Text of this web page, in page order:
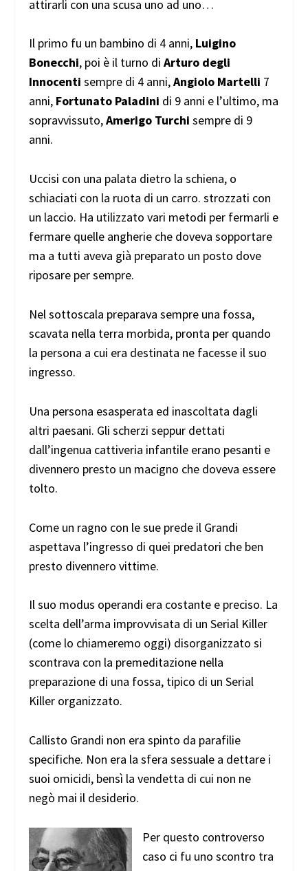
attirarli con una scusa uno ad uno…
Il primo fu un bambino di 4 anni, Luigino
Bonecchi, poi è il turno diArturo degli
Innocenti sempre di 4 anni,Angiolo Martelli 7
anni, Fortunato Paladini di 9 anni e l’ultimo, ma
sopravvissuto,Amerigo Turchi sempre di 9
anni.
Uccisi con una palata dietro la schiena, o
schiaciati con la ruota di un carro. strozzati con
un laccio. Ha utilizzato vari metodi per fermarli e
fermare quelle angherie che doveva sopportare
ma a tutti aveva già preparato un posto dove
riposare per sempre.
Nel sottoscala preparava sempre una fossa,
scavata nella terra morbida, pronta per quando
la persona a cui era destinata ne facesse il suo
ingresso.
Una persona esasperata ed inascoltata dagli
altri paesani. Gli scherzi seppur dettati
dall’ingenua cattiveria infantile erano pesanti e
divennero presto un macigno che doveva essere
tolto.
Come un ragno con le sue prede il Grandi
aspettava l’ingresso di quei predatori che ben
presto divennero vittime.
Il suo modus operandi era costante e preciso. La
scelta dell’arma improvvisata di un Serial Killer
(come lo chiameremo oggi) disorganizzato si
scontrava con la premeditazione nella
preparazione di una fossa, tipico di un Serial
Killer organizzato.
Callisto Grandi non era spinto da parafilie
specifiche. Non era la sfera sessuale a dettare i
suoi omicidi, bensì la vendetta di cui non ne
negò mai il desiderio.
Per questo controverso
caso ci fu uno scontro tra